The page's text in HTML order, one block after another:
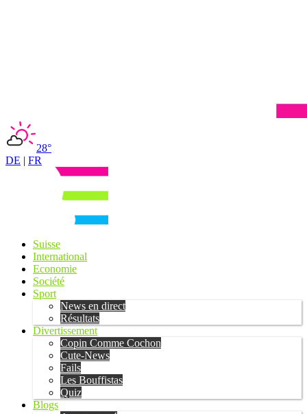
28°
DE | FR
Suisse
International
Economie
Société
Sport
News en direct
Résultats
Divertissement
Copin Comme Cochon
Cute-News
Fails
Les Bouffistas
Quiz
Blogs